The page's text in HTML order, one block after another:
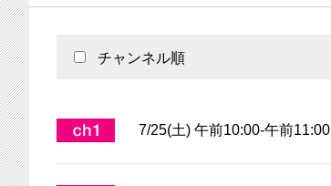
チャンネル順
7/25(土) 午前10:00-午前11:00